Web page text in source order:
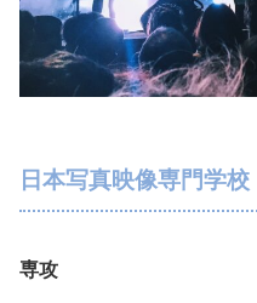
日本写真映像専門学校
専攻